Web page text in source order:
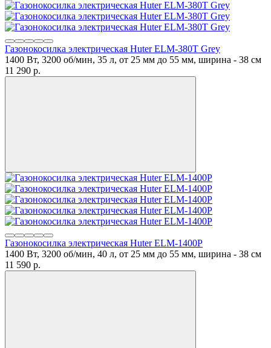
Газонокосилка электрическая Huter ELM-380T Grey
1400 Вт, 3200 об/мин, 35 л, от 25 мм до 55 мм, ширина - 38 см
11 290 p.
Газонокосилка электрическая Huter ELM-1400P
1400 Вт, 3200 об/мин, 40 л, от 25 мм до 55 мм, ширина - 38 см
11 590 p.